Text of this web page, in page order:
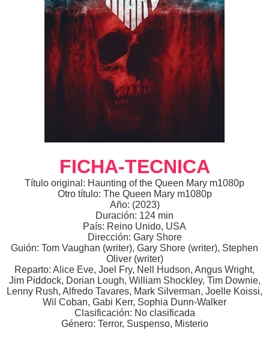
FICHA-TECNICA
Título original: Haunting of the Queen Mary m1080p
Otro título: The Queen Mary m1080p
Año: (2023)
Duración: 124 min
País: Reino Unido, USA
Dirección: Gary Shore
Guión: Tom Vaughan (writer), Gary Shore (writer), Stephen
Oliver (writer)
Reparto: Alice Eve, Joel Fry, Nell Hudson, Angus Wright,
Jim Piddock, Dorian Lough, William Shockley, Tim Downie,
Lenny Rush, Alfredo Tavares, Mark Silverman, Joelle Koissi,
Wil Coban, Gabi Kerr, Sophia Dunn-Walker
Clasificación: No clasificada
Género: Terror, Suspenso, Misterio